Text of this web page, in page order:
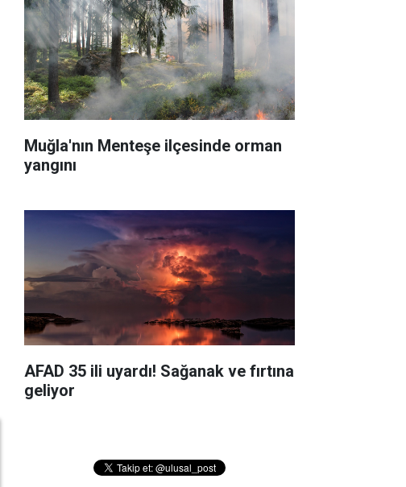
Muğla'nın Menteşe ilçesinde orman
yangını
AFAD 35 ili uyardı! Sağanak ve fırtına
geliyor